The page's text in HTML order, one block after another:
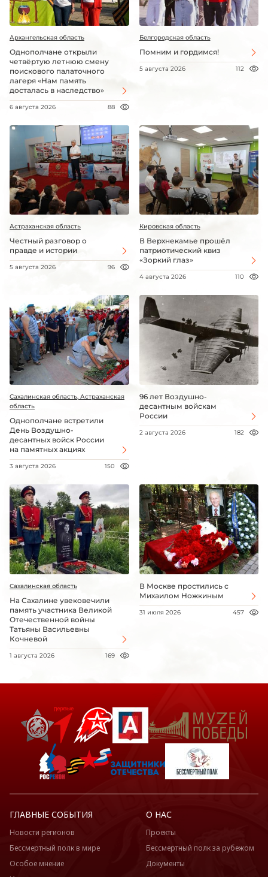
Архангельская область
Однополчане открыли
четвёртую летнюю смену
поискового палаточного
лагеря «Нам память
досталась в наследство»
6 августа 2026 88
Белгородская область
Помним и гордимся!
5 августа 2026 112
Астраханская область
Честный разговор о
правде и истории
5 августа 2026 96
Кировская область
В Верхнекамье прошёл
патриотический квиз
«Зоркий глаз»
4 августа 2026 110
Сахалинская область, Астраханская
область
Однополчане встретили
День Воздушно-
десантных войск России
на памятных акциях
3 августа 2026 150
96 лет Воздушно-
десантным войскам
России
2 августа 2026 182
Сахалинская область
На Сахалине увековечили
память участника Великой
Отечественной войны
Татьяны Васильевны
Кочневой
1 августа 2026 169
В Москве простились с
Михаилом Ножкиным
31 июля 2026 457
ГЛАВНЫЕ СОБЫТИЯ
Новости регионов
Бессмертный полк в мире
Особое мнение
О НАС
Проекты
Бессмертный полк за рубежом
Документы